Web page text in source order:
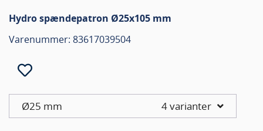
Hydro spændepatron Ø25x105 mm
Varenummer: 83617039504
Ø25 mm 4 varianter